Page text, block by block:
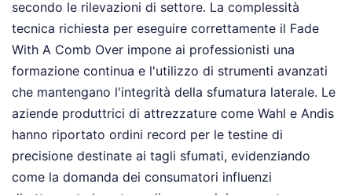
secondo le rilevazioni di settore. La complessità
tecnica richiesta per eseguire correttamente il Fade
With A Comb Over impone ai professionisti una
formazione continua e l'utilizzo di strumenti avanzati
che mantengano l'integrità della sfumatura laterale. Le
aziende produttrici di attrezzature come Wahl e Andis
hanno riportato ordini record per le testine di
precisione destinate ai tagli sfumati, evidenziando
come la domanda dei consumatori influenzi